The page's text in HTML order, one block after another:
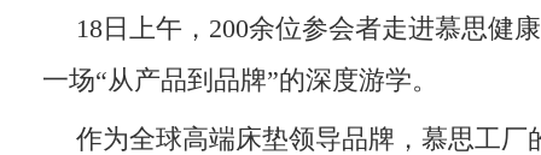
18日上午，200余位参会者走进慕思健
一场“从产品到品牌”的深度游学。
作为全球高端床垫领导品牌，慕思工厂